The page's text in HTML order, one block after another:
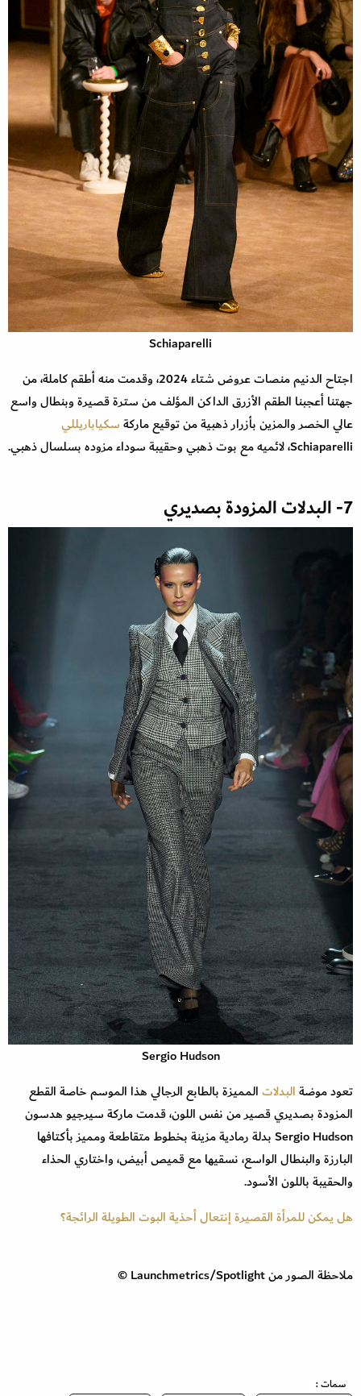
Schiaparelli
اجتاح الدنيم منصات عروض شتاء 2024، وقدمت منه أطقم كاملة، من
جهتنا أعجبنا الطقم الأزرق الداكن المؤلف من سترة قصيرة وبنطال واسع
عالي الخصر والمزين بأزرار ذهبية من توقيع ماركةسكياباريللي
Schiaparelli، لائميه مع بوت ذهبي وحقيبة سوداء مزوده بسلسال ذهبي.
7- البدلات المزودة بصديري
Sergio Hudson
تعود موضةالبدلاتالمميزة بالطابع الرجالي هذا الموسم خاصة القطع
المزودة بصديري قصير من نفس اللون، قدمت ماركة سيرجيو هدسون
Sergio Hudson بدلة رمادية مزينة بخطوط متقاطعة ومميز بأكتافها
البارزة والبنطال الواسع، نسقيها مع قميص أبيض، واختاري الحذاء
والحقيبة باللون الأسود.
هل يمكن للمرأة القصيرة إنتعال أحذية البوت الطويلة الرائجة؟
ملاحظة الصور من Launchmetrics/Spotlight ©
سمات :